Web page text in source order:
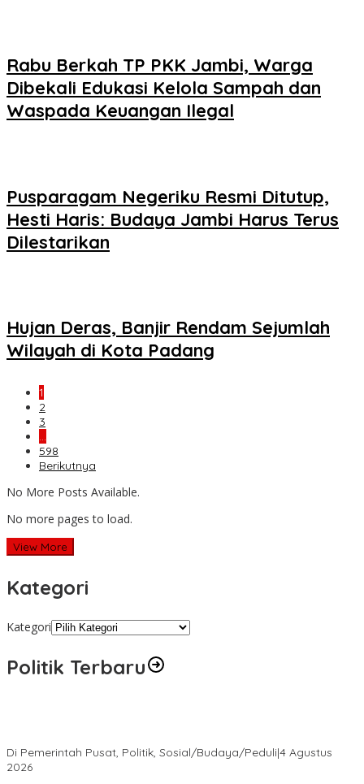
Rabu Berkah TP PKK Jambi, Warga
Dibekali Edukasi Kelola Sampah dan
Waspada Keuangan Ilegal
Pusparagam Negeriku Resmi Ditutup,
Hesti Haris: Budaya Jambi Harus Terus
Dilestarikan
Hujan Deras, Banjir Rendam Sejumlah
Wilayah di Kota Padang
1
2
3
…
598
Berikutnya
No More Posts Available.
No more pages to load.
View More
Kategori
Kategori
Politik Terbaru
Di Pemerintah Pusat, Politik, Sosial/Budaya/Peduli|4 Agustus
2026